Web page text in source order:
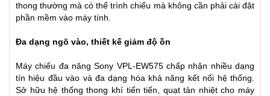
thong thường mà có thể trình chiếu mà không cần phải cài đặt
phần mềm vào máy tính.
Đa dạng ngõ vào, thiết kế giảm độ ồn
Máy chiếu đa năng Sony VPL-EW575 chấp nhận nhiều dạng
tín hiệu đầu vào và đa dạng hóa khả năng kết nối hệ thống.
Sở hữu hệ thống thong khí tiến tiến, quạt tản nhiệt cho máy